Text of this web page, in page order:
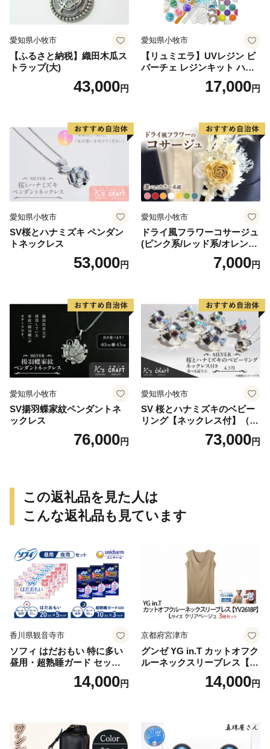
愛知県小牧市
【ふるさと納税】織田木瓜ス
トラップ(大)
43,000円
愛知県小牧市
【リュミエラ】UVレジン ビ
バーチェ レジンキット ハン
ドメイド レジンクラフト ア
クセサリーキット 手作り セ
17,000円
愛知県小牧市
SV桜とハナミズキ ペンダン
トネックレス
53,000円
愛知県小牧市
ドライ風フラワーコサージュ
(ピンク系/レッド系/オレンジ
系/ホワイト系/イエロー系/グ
リーン系/ブルー系）7,000円
愛知県小牧市
SV揚羽蝶家紋ペンダントネ
ックレス
76,000円
愛知県小牧市
SV 桜とハナミズキのベビー
リング【ネックレス付】（4.
73,000円
この返礼品を見た人は
こんな返礼品も見ています
香川県観音寺市
ソフィ はだおもい 特に多い
昼用・超熟睡ガード セット
羽付き ナプキン 生理用品 サ
ニタリー ユニ・チャーム
14,000円
京都府宮津市
グンゼ YG in.T カットオフク
ルーネックスリーブレス【Y
V2618P】Lサイズ クリアベ
ージュ3枚セット [№5716-04
14,000円